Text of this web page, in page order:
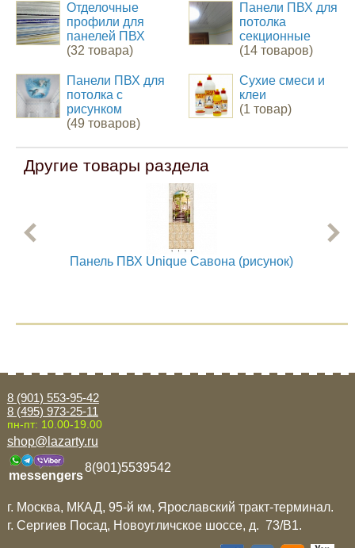
Отделочные
профили для
панелей ПВХ
(32 товара)
Панели ПВХ для
потолка
секционные
(14 товаров)
Панели ПВХ для
потолка с
рисунком
(49 товаров)
Сухие смеси и
клеи
(1 товар)
Другие товары раздела
Панель ПВХ Unique Савона (рисунок)
8 (901) 553-95-42
8 (495) 973-25-11
пн-пт: 10.00-19.00
shop@lazarty.ru
messengers
8(901)5539542
г. Москва, МКАД, 95-й км, Ярославский тракт-терминал.
г. Сергиев Посад, Новоугличское шоссе, д. 73/B1.